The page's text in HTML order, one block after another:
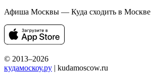
Афиша Москвы — Куда сходить в Москве
© 2013–2026
кудамоскоу.ру | kudamoscow.ru